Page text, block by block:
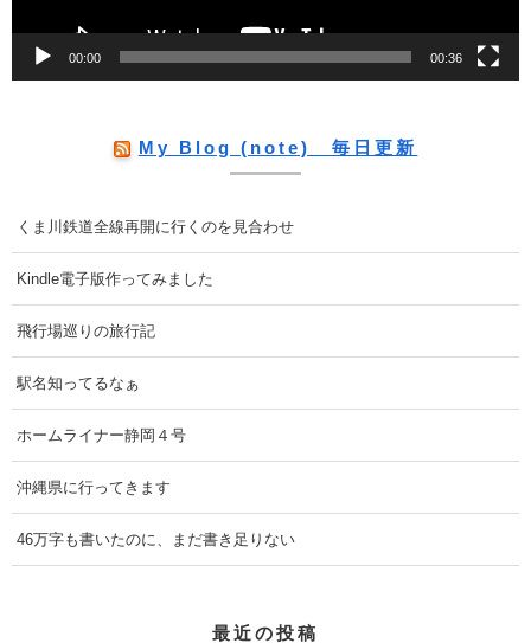
00:00 00:36
My Blog (note) 毎日更新
くま川鉄道全線再開に行くのを見合わせ
Kindle電子版作ってみました
飛行場巡りの旅行記
駅名知ってるなぁ
ホームライナー静岡４号
沖縄県に行ってきます
46万字も書いたのに、まだ書き足りない
最近の投稿